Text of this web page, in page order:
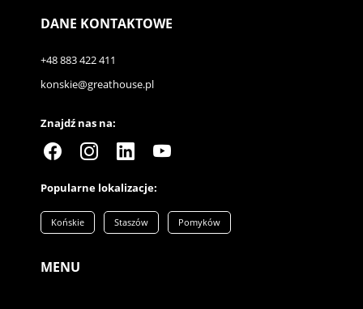
DANE KONTAKTOWE
+48 883 422 411
konskie@greathouse.pl
Znajdź nas na:
Popularne lokalizacje:
Końskie Staszów Pomyków
MENU